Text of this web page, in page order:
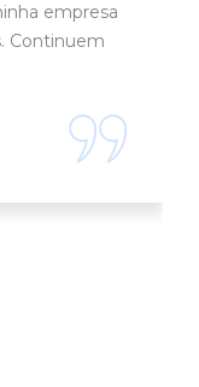
empresa
Continuem